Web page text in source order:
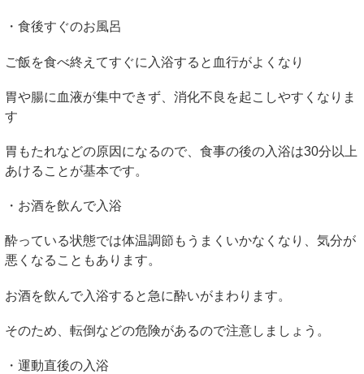
・食後すぐのお風呂
ご飯を食べ終えてすぐに入浴すると血行がよくなり
胃や腸に血液が集中できず、消化不良を起こしやすくなりま
す
胃もたれなどの原因になるので、食事の後の入浴は30分以上
あけることが基本です。
・お酒を飲んで入浴
酔っている状態では体温調節もうまくいかなくなり、気分が
悪くなることもあります。
お酒を飲んで入浴すると急に酔いがまわります。
そのため、転倒などの危険があるので注意しましょう。
・運動直後の入浴